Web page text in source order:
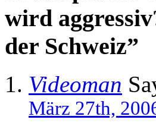
wird
der Schweiz”
Videoman
März 27th,